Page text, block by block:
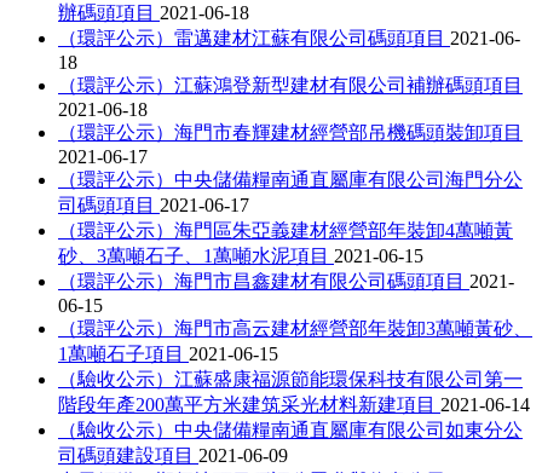
辦碼頭項目 2021-06-18
（環評公示）雷邁建材江蘇有限公司碼頭項目 2021-06-
18
（環評公示）江蘇鴻登新型建材有限公司補辦碼頭項目
2021-06-18
（環評公示）海門市春輝建材經營部吊機碼頭裝卸項目
2021-06-17
（環評公示）中央儲備糧南通直屬庫有限公司海門分公
司碼頭項目 2021-06-17
（環評公示）海門區朱亞義建材經營部年裝卸4萬噸黃
砂、3萬噸石子、1萬噸水泥項目 2021-06-15
（環評公示）海門市昌鑫建材有限公司碼頭項目 2021-
06-15
（環評公示）海門市高云建材經營部年裝卸3萬噸黃砂、
1萬噸石子項目 2021-06-15
（驗收公示）江蘇盛康福源節能環保科技有限公司第一
階段年產200萬平方米建筑采光材料新建項目 2021-06-14
（驗收公示）中央儲備糧南通直屬庫有限公司如東分公
司碼頭建設項目 2021-06-09